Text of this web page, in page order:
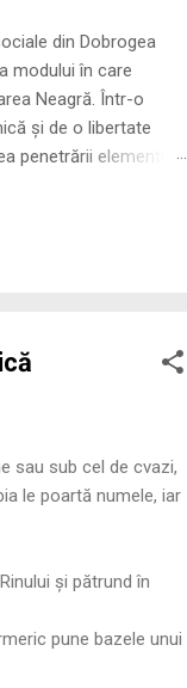
Dobrogea
modului în care
Neagră. Într-o
și de o libertate
penetrării elementului
sau sub cel de cvazi,
le poartă numele, iar
și pătrund în
pune bazele unui